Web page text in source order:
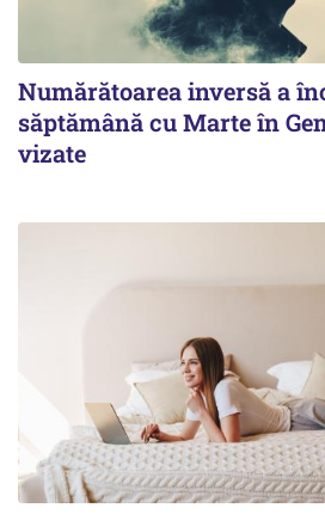
Numărătoarea inversă a
săptămână cu Marte în
vizate